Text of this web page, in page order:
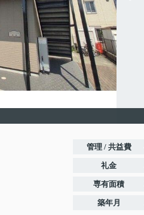
管理 / 共益費
礼金
専有面積
築年月